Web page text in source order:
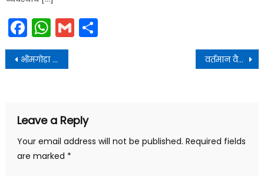
Facebook
WhatsApp
Gmail
Post
navigation
भीमगोड़ा कुंड के समीप बनी भीम मूर्ति खंडित होने पर महंत शुभम गिरी द्वारा मांग की वर्तमान वैश्विक परिदृश्य में नवाचार ही विकास का सबसे बड़ा आधार
Leave a Reply
Your email address will not be published. Required fields
are marked *